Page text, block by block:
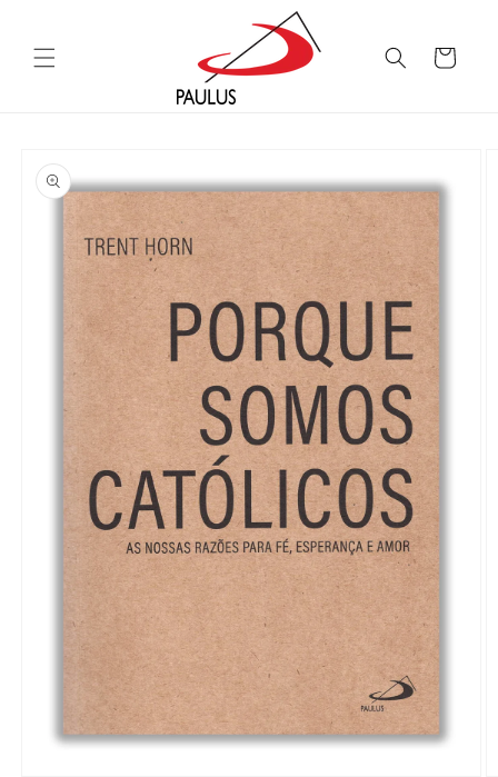
conteúdo
Carrinho
informação
do produto